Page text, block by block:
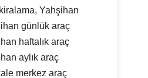
Yahşihan
günlük araç
haftalık araç
aylık araç
merkez araç